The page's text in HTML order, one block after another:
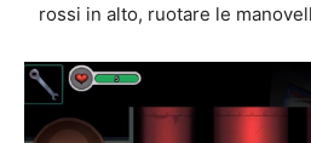
rossi in alto, ruotare le